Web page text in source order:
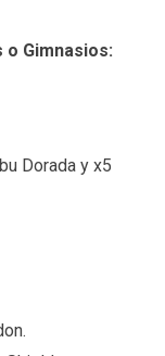
Gimnasios:
Dorada y x5